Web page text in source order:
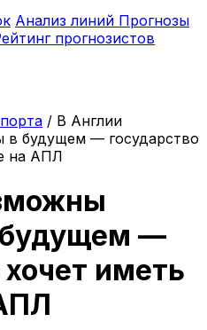
Анализ линий Прогнозы
прогнозистов
/ В Англии
будущем — государство
на АПЛ
—
иметь